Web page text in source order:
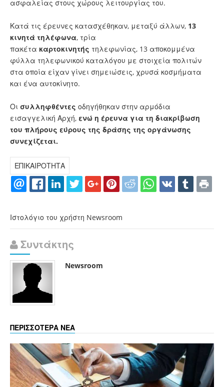
ασφαλείας στους χώρους λειτουργίας του.
Κατά τις έρευνες κατασχέθηκαν, μεταξύ άλλων, 13
κινητά τηλέφωνα, τρία
πακέτα καρτοκινητής τηλεφωνίας, 13 αποκομμένα
φύλλα τηλεφωνικού καταλόγου με στοιχεία πολιτών
στα οποία είχαν γίνει σημειώσεις, χρυσά κοσμήματα
και ένα αυτοκίνητο.
Οι συλληφθέντες οδηγήθηκαν στην αρμόδια
εισαγγελική Αρχή, ενώ η έρευνα για τη διακρίβωση
του πλήρους εύρους της δράσης της οργάνωσης
συνεχίζεται.
ΕΠΙΚΑΙΡΟΤΗΤΑ
Ιστολόγιο του χρήστη Newsroom
Συντάκτης
Newsroom
ΠΕΡΙΣΣΟΤΕΡΑ ΝΕΑ